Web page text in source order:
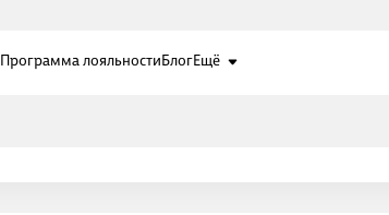
Программа лояльностиБлогЕщё